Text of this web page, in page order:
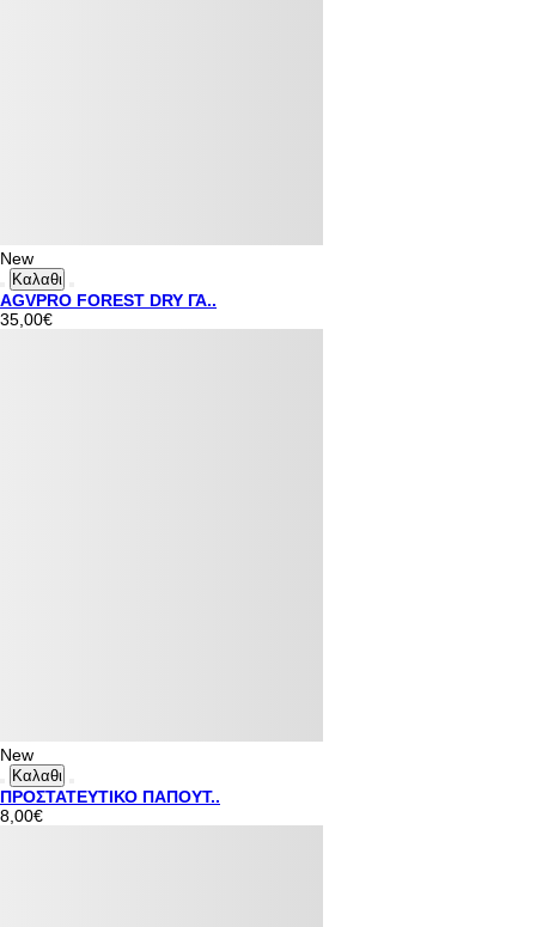
New
Καλαθι
AGVPRO FOREST DRY ΓΑ..
35,00€
New
Καλαθι
ΠΡΟΣΤΑΤΕΥΤΙΚΟ ΠΑΠΟΥΤ..
8,00€